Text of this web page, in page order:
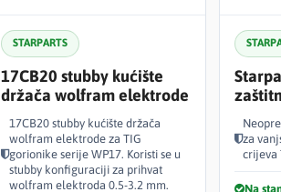
STARPARTS
17CB20 stubby kućište
držača wolfram elektrode
17CB20 stubby kućište držača
wolfram elektrode za TIG
gorionike serije WP17. Koristi se u
stubby konfiguraciji za prihvat
wolfram elektroda 0.5-3.2 mm.
za
crijeva
Na